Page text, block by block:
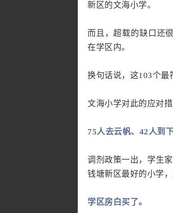
新区的文海小学。
而且，超载的缺口还
在学区内。
换句话说，这103个最
文海小学对此的应对
75人去云帆、42人到
调剂政策一出，学生
钱塘新区最好的小学，
学区房白买了。